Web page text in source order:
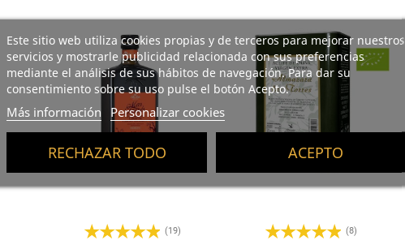
Este sitio web utiliza cookies propias y de terceros para mejorar nuestros
servicios y mostrarle publicidad relacionada con sus preferencias
mediante el análisis de sus hábitos de navegación. Para dar su
consentimiento sobre su uso pulse el botón Acepto.
Más información Personalizar cookies
RECHAZAR TODO ACEPTO
(19) (8)